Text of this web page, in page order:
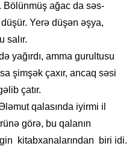
Bölünmüş ağac da səs-
Yerə düşən əşya,
salır.
yağırdı, amma gurultusu
şimşək çaxır, ancaq səsi
çatır.
qalasında iyirmi il
görə, bu qalanın
kitabxanalarından biri idi.